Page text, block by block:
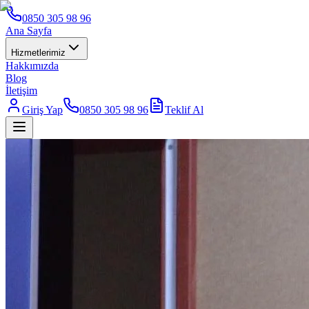
0850 305 98 96
Ana Sayfa
Hizmetlerimiz
Hakkımızda
Blog
İletişim
Giriş Yap
0850 305 98 96 Teklif Al